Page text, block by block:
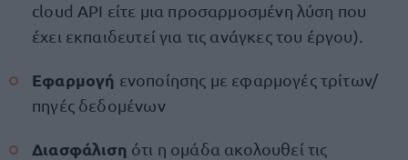
cloud API είτε μια προσαρμοσμένη λύση που
έχει εκπαιδευτεί για τις ανάγκες του έργου).
Εφαρμογή ενοποίησης με εφαρμογές τρίτων/
πηγές δεδομένων
Διασφάλιση ότι η ομάδα ακολουθεί τις